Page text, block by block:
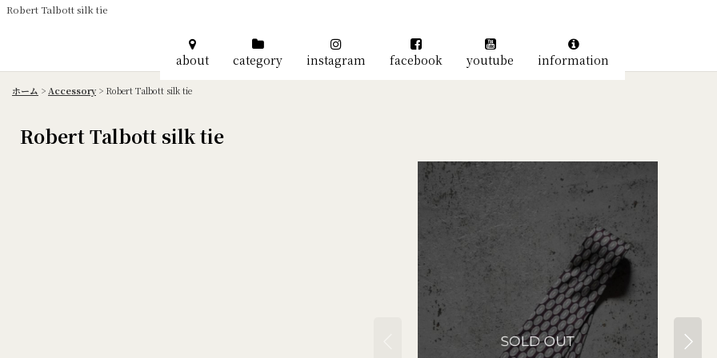
Robert Talbott silk tie
about category instagram facebook youtube information
ホーム > Accessory > Robert Talbott silk tie
Robert Talbott silk tie